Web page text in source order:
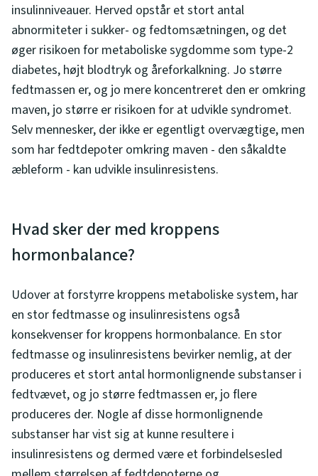
insulinniveauer. Herved opstår et stort antal
abnormiteter i sukker- og fedtomsætningen, og det
øger risikoen for metaboliske sygdomme som type-2
diabetes, højt blodtryk og åreforkalkning. Jo større
fedtmassen er, og jo mere koncentreret den er omkring
maven, jo større er risikoen for at udvikle syndromet.
Selv mennesker, der ikke er egentligt overvægtige, men
som har fedtdepoter omkring maven - den såkaldte
æbleform - kan udvikle insulinresistens.
Hvad sker der med kroppens
hormonbalance?
Udover at forstyrre kroppens metaboliske system, har
en stor fedtmasse og insulinresistens også
konsekvenser for kroppens hormonbalance. En stor
fedtmasse og insulinresistens bevirker nemlig, at der
produceres et stort antal hormonlignende substanser i
fedtvævet, og jo større fedtmassen er, jo flere
produceres der. Nogle af disse hormonlignende
substanser har vist sig at kunne resultere i
insulinresistens og dermed være et forbindelsesled